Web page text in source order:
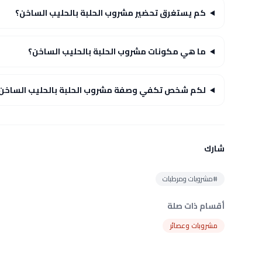
كم يستغرق تحضير مشروب الحلبة بالحليب الساخن؟
ما هي مكونات مشروب الحلبة بالحليب الساخن؟
لكم شخص تكفي وصفة مشروب الحلبة بالحليب
شارك
#مشروبات ومرطبات
أقسام ذات صلة
مشروبات وعصائر